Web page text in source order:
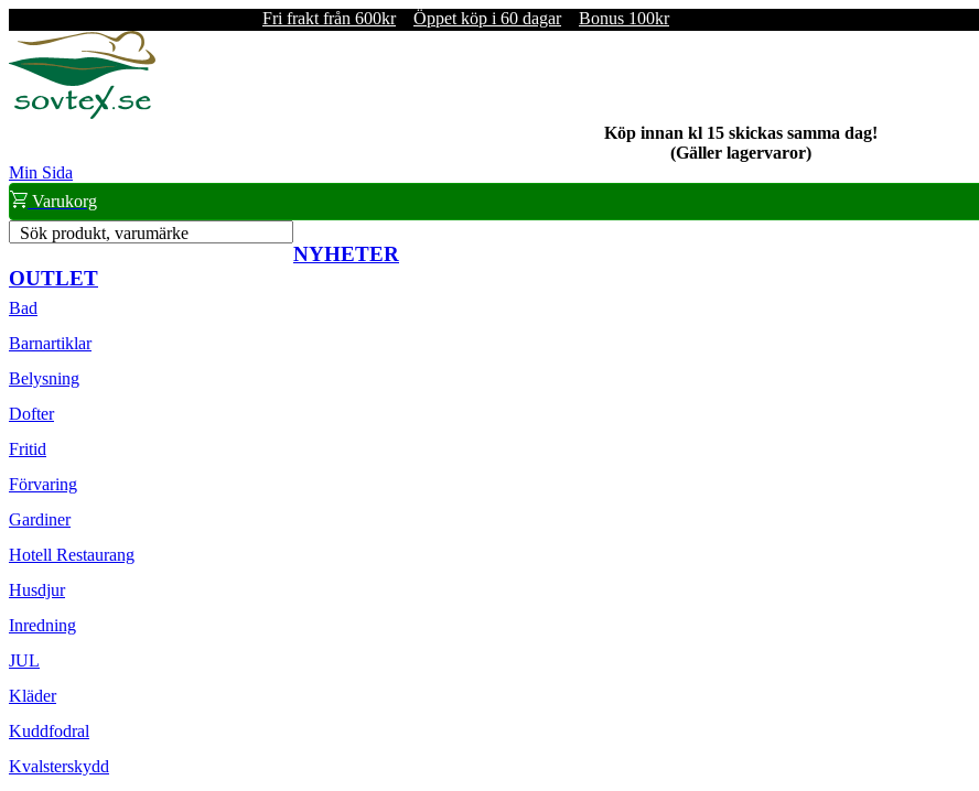
Fri frakt från 600kr Öppet köp i 60 dagar Bonus 100kr
Köp innan kl 15 skickas samma dag!
(Gäller lagervaror)
Min Sida
Varukorg
Sök produkt, varumärke
NYHETER
OUTLET
Bad
Barnartiklar
Belysning
Dofter
Fritid
Förvaring
Gardiner
Hotell Restaurang
Husdjur
Inredning
JUL
Kläder
Kuddfodral
Kvalsterskydd